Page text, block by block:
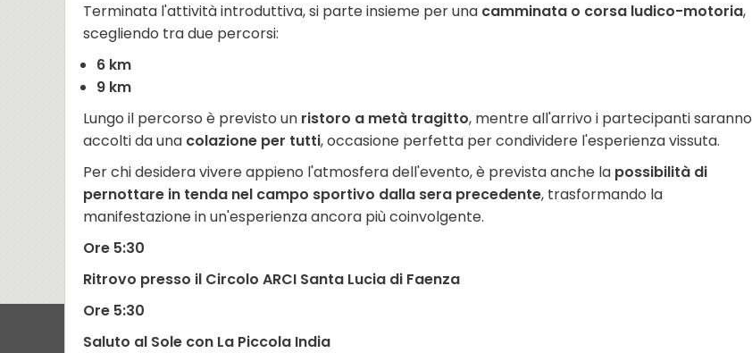
Terminata l'attività introduttiva, si parte insieme per una camminata o corsa ludico-motoria,
scegliendo tra due percorsi:
6 km
9 km
Lungo il percorso è previsto un ristoro a metà tragitto, mentre all'arrivo i partecipanti saranno
accolti da una colazione per tutti, occasione perfetta per condividere l'esperienza vissuta.
Per chi desidera vivere appieno l'atmosfera dell'evento, è prevista anche la possibilità di
pernottare in tenda nel campo sportivo dalla sera precedente, trasformando la
manifestazione in un'esperienza ancora più coinvolgente.
Ore 5:30
Ritrovo presso il Circolo ARCI Santa Lucia di Faenza
Ore 5:30
Saluto al Sole con La Piccola India